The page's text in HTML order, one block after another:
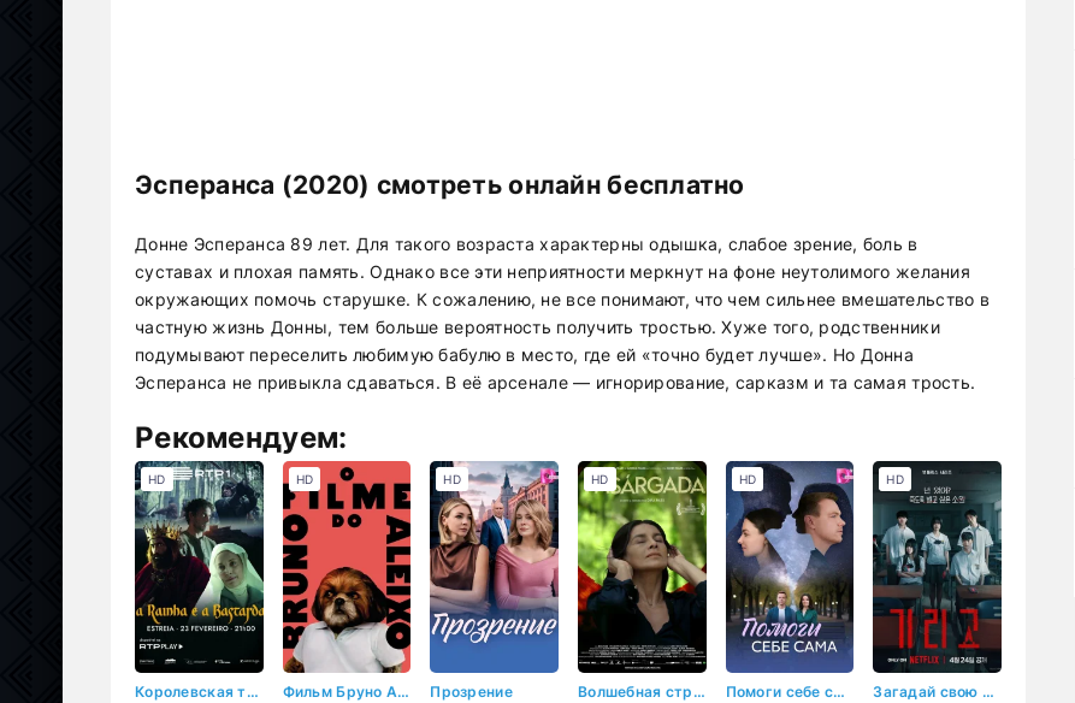
Эсперанса (2020) смотреть онлайн бесплатно
Донне Эсперанса 89 лет. Для такого возраста характерны одышка, слабое зрение, боль в
суставах и плохая память. Однако все эти неприятности меркнут на фоне неутолимого желания
окружающих помочь старушке. К сожалению, не все понимают, что чем сильнее вмешательство в
частную жизнь Донны, тем больше вероятность получить тростью. Хуже того, родственники
подумывают переселить любимую бабулю в место, где ей «точно будет лучше». Но Донна
Эсперанса не привыкла сдаваться. В её арсенале — игнорирование, сарказм и та самая трость.
Рекомендуем:
Королевская тайна
HD
Фильм Бруно Алейшу
HD
Прозрение
HD
Волшебная страна
HD
Помоги себе сама
HD
Загадай свою смерть
HD